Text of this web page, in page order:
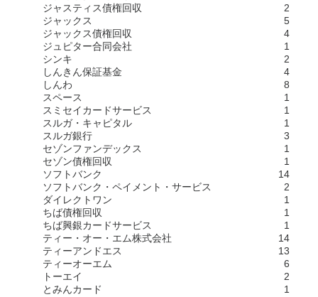
ジャスティス債権回収
2
ジャックス
5
ジャックス債権回収
4
ジュピター合同会社
1
シンキ
2
しんきん保証基金
4
しんわ
8
スペース
1
スミセイカードサービス
1
スルガ・キャピタル
1
スルガ銀行
3
セゾンファンデックス
1
セゾン債権回収
1
ソフトバンク
14
ソフトバンク・ペイメント・サービス
2
ダイレクトワン
1
ちば債権回収
1
ちば興銀カードサービス
1
ティー・オー・エム株式会社
14
ティーアンドエス
13
ティーオーエム
6
トーエイ
2
とみんカード
1